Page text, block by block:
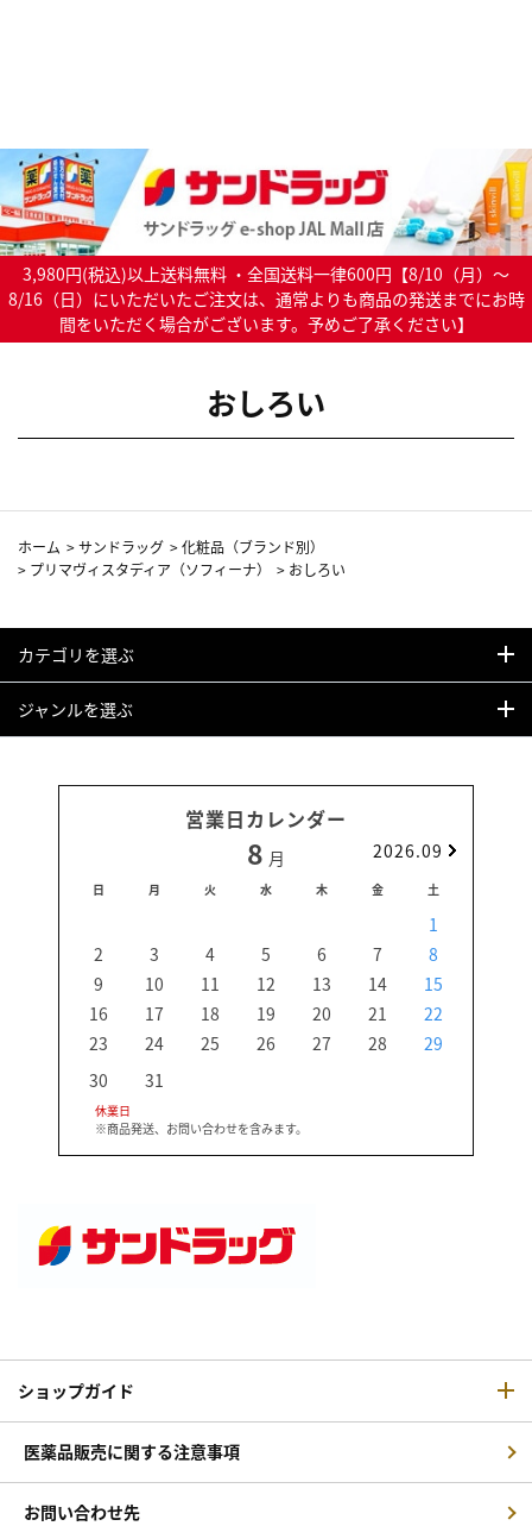
3,980円(税込)以上送料無料 ・全国送料一律600円【8/10（月）～
8/16（日）にいただいたご注文は、通常よりも商品の発送までにお時
間をいただく場合がございます。予めご了承ください】
おしろい
ホーム >サンドラッグ >化粧品（ブランド別）
> プリマヴィスタディア（ソフィーナ） > おしろい
カテゴリを選ぶ
ジャンルを選ぶ
営業日カレンダー
8 月 2026.09
日 月 火 水 木 金 土
1
2
3 4 5 6 7
8
9
10 11 12 13 14
15
16
17 18 19 20 21
22
23
24 25 26 27 28
29
30
31
休業日
※商品発送、お問い合わせを含みます。
ショップガイド
医薬品販売に関する注意事項
お問い合わせ先